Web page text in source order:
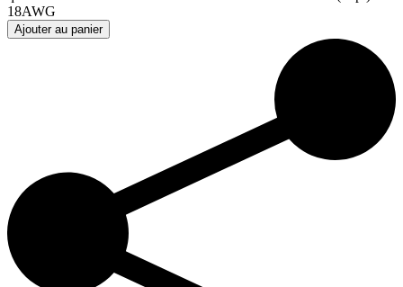
18AWG
Ajouter au panier